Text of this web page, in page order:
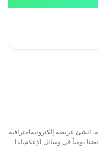
انشئ عريضة إلكترونيةاحترافية
يومياً في وسائل الإعلام،لذا